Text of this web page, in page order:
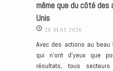
même que du côté
Unis
28 MAI 2026
Avec des actions au
qui n’ont d’yeux que
résultats, tous secteurs